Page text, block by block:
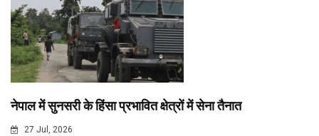
नेपाल में सुनसरी के हिंसा प्रभावित क्षेत्रों में सेना तैनात
27 Jul, 2026